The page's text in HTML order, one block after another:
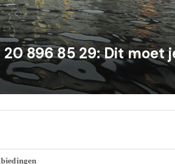
896 85 29: Dit moet